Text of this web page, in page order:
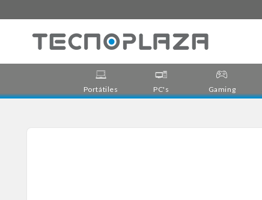
Portátiles PC's Gaming
directamente